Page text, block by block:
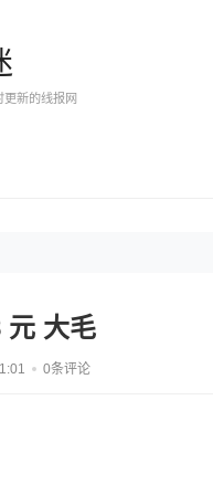
更新的线报网
元 大毛
0条评论